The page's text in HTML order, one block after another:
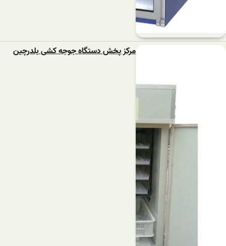
مرکز پخش دستگاه جوجه کشی بلدرچین